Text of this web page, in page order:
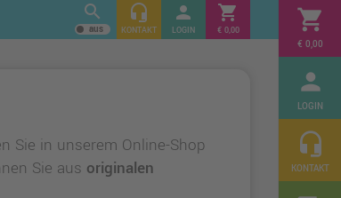
shopping_cart
€ 0,00
person
LOGIN
headset_mic
KONTAKT
search headset_mic
KONTAKT
person
LOGIN
shopping_cart
€ 0,00
Sie in unserem Online-Shop
Sie aus originalen